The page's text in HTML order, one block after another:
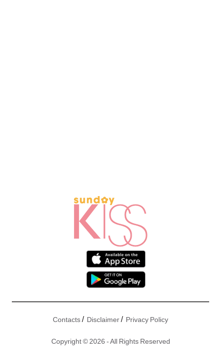
Contacts/ Disclaimer/ Privacy Policy
Copyright © 2026 - All Rights Reserved